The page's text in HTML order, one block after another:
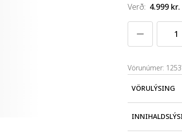
Verð: 4.999 kr.
Vörunúmer:
VÖRULÝSING
Lip Comfort
næra varir og